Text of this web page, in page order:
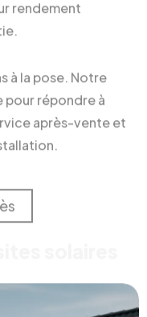
votre
pas être un casse-
simplifions votre
technique et
avenir énergétique.